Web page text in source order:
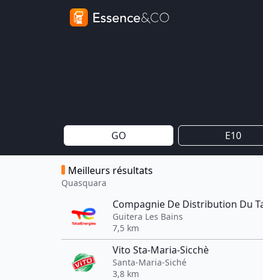
GO E10
Meilleurs résultats
Quasquara
Compagnie De Distribution Du
Guitera Les Bains
7,5 km
Vito Sta-Maria-Sicchè
Santa-Maria-Siché
3,8 km